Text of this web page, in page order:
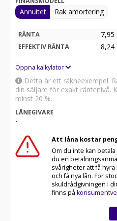
Annuitet Rak amortering
RÄNTA 7,95
EFFEKTIV RÄNTA 8,24
Öppna kalkylator
Detta är ett räkneexempel.
din säljare för exakt räntenivå.
minst 20 %.
LÅNEGIVARE
-
Att låna kostar
Om du inte kan
du en
svårigheter att få
och få nya lån. För
skuldrådgivningen i
finns på